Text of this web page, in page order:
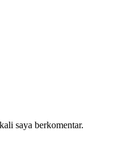
saya berkomentar.